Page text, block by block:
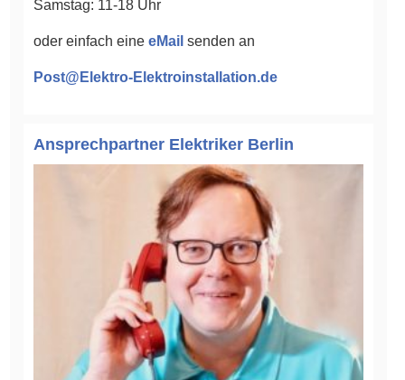
Samstag: 11-18 Uhr
oder einfach eine eMail senden an
Post@Elektro-Elektroinstallation.de
Ansprechpartner Elektriker Berlin